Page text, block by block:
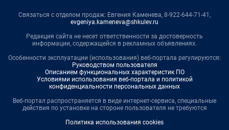
Связаться с отделом продаж: Евгения Каменева, 8-922-644-71-41,
evgeniya.kameneva@shkulev.ru
Редакция сайта не несет ответственности за достоверность
информации, содержащейся в рекламных объявлениях.
Особенности эксплуатации (использования) веб-портала регулируются:
Руководством пользователя
Описанием функциональных характеристик ПО
Условиями использования веб-портала и политикой
конфиденциальности персональных данных
Веб-портал распространяется в виде интернет-сервиса, специальные
действия по установке на стороне пользователя не требуются
Политика использования cookies